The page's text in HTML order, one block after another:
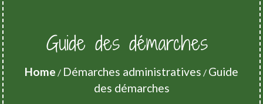
Guide des démarches
Home / Démarches administratives / Guide
des démarches